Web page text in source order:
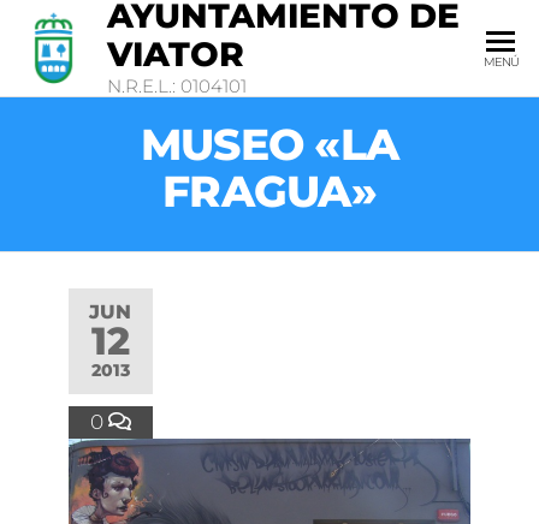
AYUNTAMIENTO DE
VIATOR
N.R.E.L.: 0104101
MENÚ
MUSEO «LA
FRAGUA»
JUN
12
2013
0